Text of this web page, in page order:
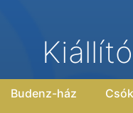
Budenz-ház